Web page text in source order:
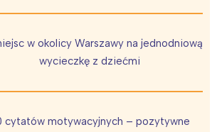
w okolicy Warszawy na jednodniową
wycieczkę z dziećmi
cytatów motywacyjnych – pozytywne